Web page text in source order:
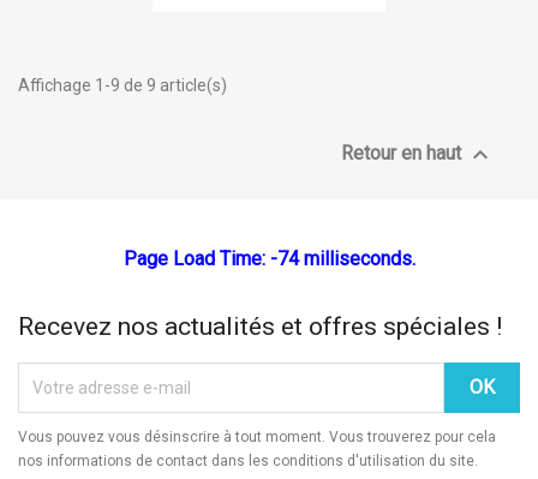
Affichage 1-9 de 9 article(s)
Retour en haut 
Page Load Time: -74 milliseconds.
Recevez nos actualités et offres spéciales !
Vous pouvez vous désinscrire à tout moment. Vous trouverez pour cela
nos informations de contact dans les conditions d'utilisation du site.